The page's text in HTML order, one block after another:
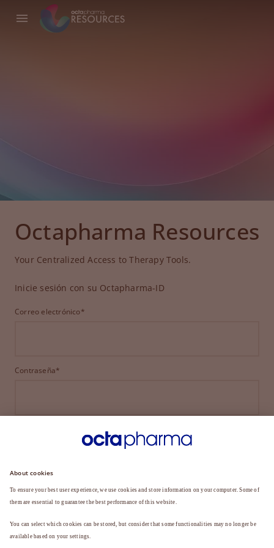
Octapharma Resources
Your Centralized Access to Therapy Tools.
Inicie sesión con su Octapharma-ID
Correo electrónico*
Contraseña*
INICIAR SESIÓN
¿HA OLVIDADO SU CONTRASEÑA?
¿Aún no es miembro?